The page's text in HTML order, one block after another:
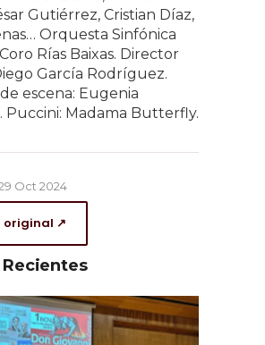
Gutiérrez, Cristian Díaz,
Orquesta Sinfónica
Rías Baixas. Director
García Rodríguez.
escena: Eugenia
Puccini: Madama Butterfly.
Oct 2024
original ↗